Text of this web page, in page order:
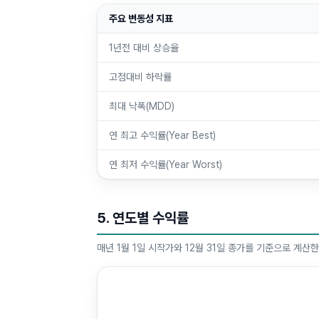
주요 변동성 지표
1년전 대비 상승율
고점대비 하락률
최대 낙폭(MDD)
연 최고 수익률(Year Best)
연 최저 수익률(Year Worst)
5. 연도별 수익률
매년 1월 1일 시작가와 12월 31일 종가를 기준으로 계산